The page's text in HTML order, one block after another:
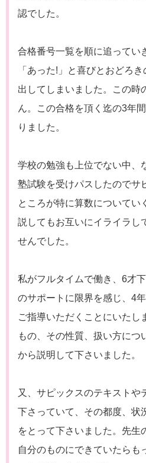
認でした。
合格番号一覧を順に追ってい
「あった!」と喜びとおどろ
出してしまいました。この時
ん。この合格を頂く迄の3年
りました。
学校の勉強も上位でない中、
塾試験を受けパスしたのでサ
ところが特に算数についてい
説してもお互いにイライラし
せんでした。
私がフルタイムで働き、6才
のサポートに限界を感じ、4
ご指導いただくことにいたし
もの、その性質、扱い方につ
から説明して下さいました。
又、サピックスのテキストや
下さっていて、その都度、状
をとって下さいました。先生
自分のものにできていたらも